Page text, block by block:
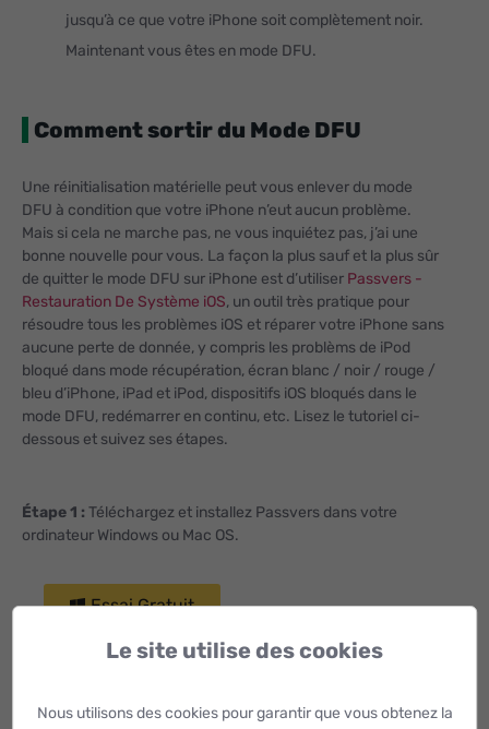
jusqu’à ce que votre iPhone soit complètement noir.
Maintenant vous êtes en mode DFU.
Comment sortir du Mode DFU
Une réinitialisation matérielle peut vous enlever du mode
DFU à condition que votre iPhone n’eut aucun problème.
Mais si cela ne marche pas, ne vous inquiétez pas, j’ai une
bonne nouvelle pour vous. La façon la plus sauf et la plus sûr
de quitter le mode DFU sur iPhone est d’utiliser Passvers -
Restauration De Système iOS, un outil très pratique pour
résoudre tous les problèmes iOS et réparer votre iPhone sans
aucune perte de donnée, y compris les problèms de iPod
bloqué dans mode récupération, écran blanc / noir / rouge /
bleu d’iPhone, iPad et iPod, dispositifs iOS bloqués dans le
mode DFU, redémarrer en continu, etc. Lisez le tutoriel ci-
dessous et suivez ses étapes.
Étape 1 : Téléchargez et installez Passvers dans votre
ordinateur Windows ou Mac OS.
Essai Gratuit
Étape 2 :Connectez votre iPhone à l’ordinateur via un câble
Le site utilise des cookies
Nous utilisons des cookies pour garantir que vous obtenez la